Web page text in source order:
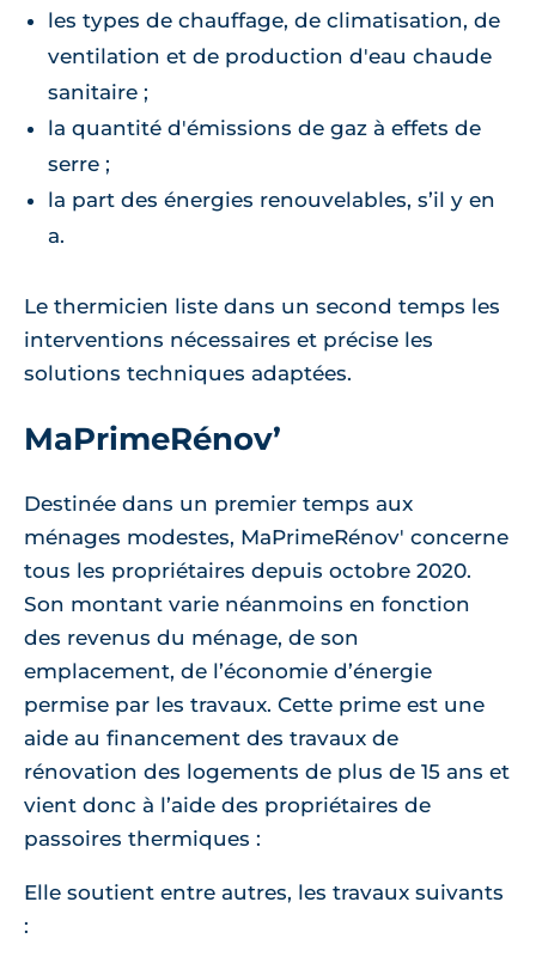
les types de chauffage, de climatisation, de
ventilation et de production d'eau chaude
sanitaire ;
la quantité d'émissions de gaz à effets de
serre ;
la part des énergies renouvelables, s’il y en
a.
Le thermicien liste dans un second temps les
interventions nécessaires et précise les
solutions techniques adaptées.
MaPrimeRénov’
Destinée dans un premier temps aux
ménages modestes, MaPrimeRénov' concerne
tous les propriétaires depuis octobre 2020.
Son montant varie néanmoins en fonction
des revenus du ménage, de son
emplacement, de l’économie d’énergie
permise par les travaux. Cette prime est une
aide au financement des travaux de
rénovation des logements de plus de 15 ans et
vient donc à l’aide des propriétaires de
passoires thermiques :
Elle soutient entre autres, les travaux suivants
: